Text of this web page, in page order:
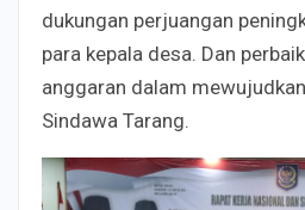
dukungan perjuangan
para kepala desa. Dan
anggaran dalam
Sindawa Tarang.